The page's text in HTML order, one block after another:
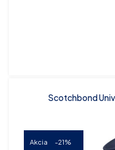
Scotchbond
Akcia -21%